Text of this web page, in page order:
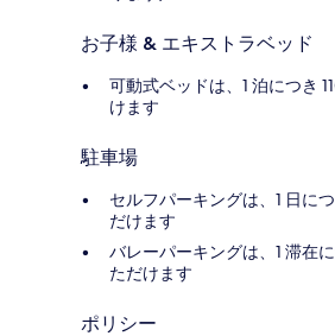
お子様 & エキストラベッド
可動式ベッドは、1 泊につき
けます
駐車場
セルフパーキングは、1 日に
だけます
バレーパーキングは、1 滞在
ただけます
ポリシー